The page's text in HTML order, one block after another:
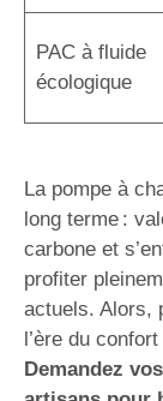
PAC à fluide
écologique
La pompe à
long terme :
carbone et
profiter
actuels. Alors,
l’ère du
Demandez